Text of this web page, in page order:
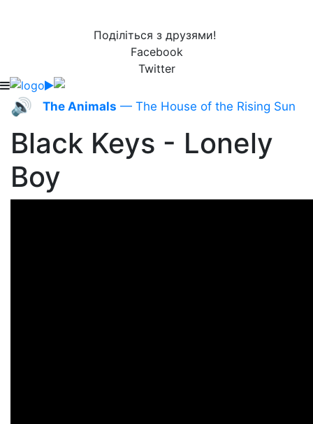
Поділіться з друзями!
Facebook
Twitter
🔊 The Animals — The House of the Rising Sun
Black Keys - Lonely
Boy